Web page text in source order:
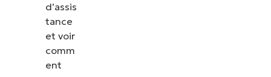
d’assis
tance
et voir
comm
ent